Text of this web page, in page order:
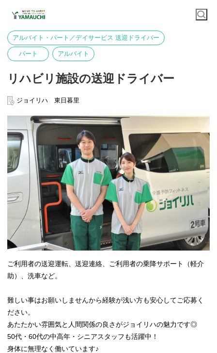
アルバイト・パート／デイサービス 送迎ドライバー
パート アルバイト
リハビリ施設の送迎ドライバー
ジョイリハ 東日暮里
ご利用者の送迎運転、送迎連絡、ご利用者の乗降サポート（軽介
助）、洗車など。
難しい事はお願いしませんから経験が浅い方も安心してご応募く
ださい。
あたたかい雰囲気と人間関係の良さがジョイリハの魅力です◎
50代・60代の中高年・シニアスタッフも活躍中！
身体に無理なく働いています♪